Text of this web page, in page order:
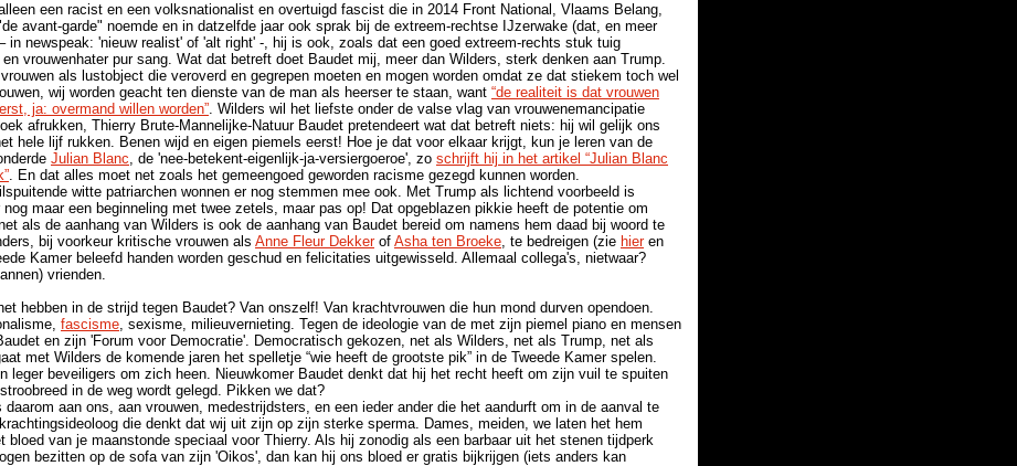
een racist en een volksnationalist en overtuigd fascist die in 2014 Front National, Vlaams Belang,
avant-garde" noemde en in datzelfde jaar ook sprak bij de extreem-rechtse IJzerwake (dat, en meer
in newspeak: 'nieuw realist' of 'alt right' -, hij is ook, zoals dat een goed extreem-rechts stuk tuig
vrouwenhater pur sang. Wat dat betreft doet Baudet mij, meer dan Wilders, sterk denken aan Trump.
als lustobject die veroverd en gegrepen moeten en mogen worden omdat ze dat stiekem toch wel
wij worden geacht ten dienste van de man als heerser te staan, want “de realiteit is dat vrouwen
ja: overmand willen worden”. Wilders wil het liefste onder de valse vlag van vrouwenemancipatie
afrukken, Thierry Brute-Mannelijke-Natuur Baudet pretendeert wat dat betreft niets: hij wil gelijk ons
hele lijf rukken. Benen wijd en eigen piemels eerst! Hoe je dat voor elkaar krijgt, kun je leren van de
Julian Blanc, de 'nee-betekent-eigenlijk-ja-versiergoeroe', zo schrijft hij in het artikel “Julian Blanc
. En dat alles moet net zoals het gemeengoed geworden racisme gezegd kunnen worden.
witte patriarchen wonnen er nog stemmen mee ook. Met Trump als lichtend voorbeeld is
nog maar een beginneling met twee zetels, maar pas op! Dat opgeblazen pikkie heeft de potentie om
als de aanhang van Wilders is ook de aanhang van Baudet bereid om namens hem daad bij woord te
bij voorkeur kritische vrouwen als Anne Fleur Dekkerof Asha ten Broeke, te bedreigen (zie hieren
Kamer beleefd handen worden geschud en felicitaties uitgewisseld. Allemaal collega's, nietwaar?
vrienden.
hebben in de strijd tegen Baudet? Van onszelf! Van krachtvrouwen die hun mond durven opendoen.
fascisme, sexisme, milieuvernieting. Tegen de ideologie van de met zijn piemel piano en mensen
en zijn 'Forum voor Democratie'. Democratisch gekozen, net als Wilders, net als Trump, net als
met Wilders de komende jaren het spelletje “wie heeft de grootste pik” in de Tweede Kamer spelen.
leger beveiligers om zich heen. Nieuwkomer Baudet denkt dat hij het recht heeft om zijn vuil te spuiten
in de weg wordt gelegd. Pikken we dat?
daarom aan ons, aan vrouwen, medestrijdsters, en een ieder ander die het aandurft om in de aanval te
die denkt dat wij uit zijn op zijn sterke sperma. Dames, meiden, we laten het hem
bloed van je maanstonde speciaal voor Thierry. Als hij zonodig als een barbaar uit het stenen tijdperk
bezitten op de sofa van zijn 'Oikos', dan kan hij ons bloed er gratis bijkrijgen (iets anders kan